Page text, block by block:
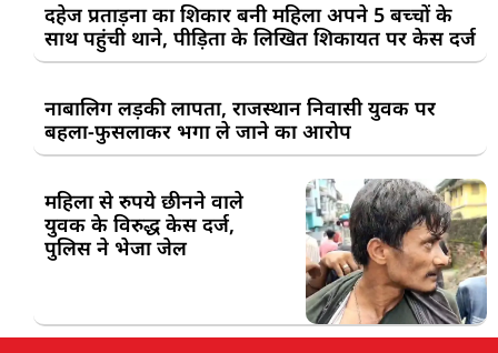
दहेज प्रताड़ना का शिकार बनी महिला अपने 5 बच्चों के
साथ पहुंची थाने, पीड़िता के लिखित शिकायत पर केस दर्ज
नाबालिग लड़की लापता, राजस्थान निवासी युवक पर
बहला-फुसलाकर भगा ले जाने का आरोप
महिला से रुपये छीनने वाले
युवक के विरुद्ध केस दर्ज,
पुलिस ने भेजा जेल